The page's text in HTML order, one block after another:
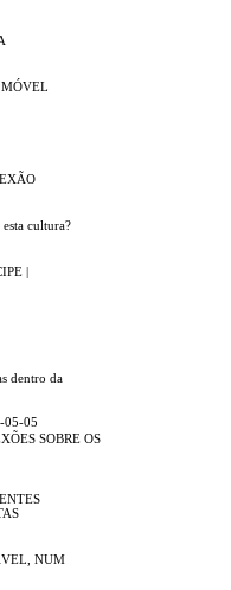
MÓVEL
cultura?
|
dentro da
05-05
SOBRE OS
NUM